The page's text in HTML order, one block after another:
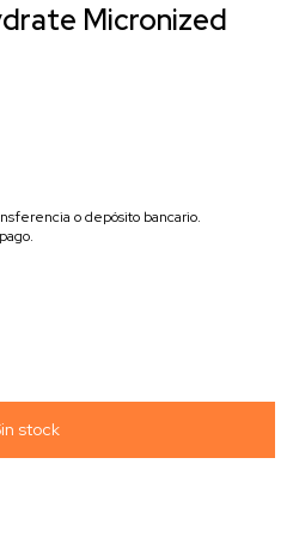
Micronized
o depósito bancario.